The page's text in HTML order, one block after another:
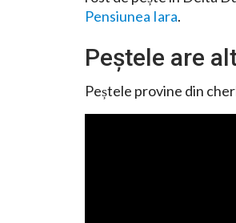
Pensiunea Iara.
Peștele are
Peștele provine din